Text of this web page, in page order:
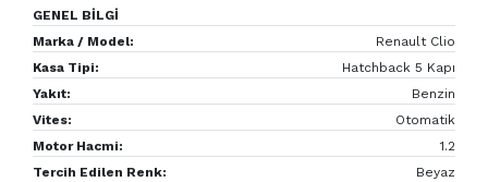
GENEL BİLGİ
Marka / Model:
Renault Clio
Kasa Tipi:
Hatchback 5 Kapı
Yakıt:
Benzin
Vites:
Otomatik
Motor Hacmi:
1.2
Tercih Edilen Renk:
Beyaz